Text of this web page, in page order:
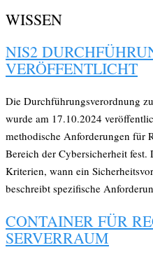
WISSEN
NIS2
VERÖFFENTLICHT
Die Durchführungsverordnung
wurde am 17.10.2024
methodische Anforderungen für
Bereich der Cybersicherheit
Kriterien, wann ein
beschreibt spezifische
CONTAINER FÜR
SERVERRAUM